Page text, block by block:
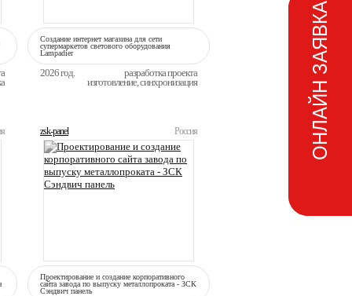
ОНЛАЙН ЗАЯВКА
Создание интернет магазина для сети
супермаркетов светового оборудования
Lampadier
2026 год.
разработка проекта
изготовление, синхронизация
zsk-panel Россия
Проектирование и создание корпоративного
сайта завода по выпуску металлопроката - ЗСК
Сэндвич панель